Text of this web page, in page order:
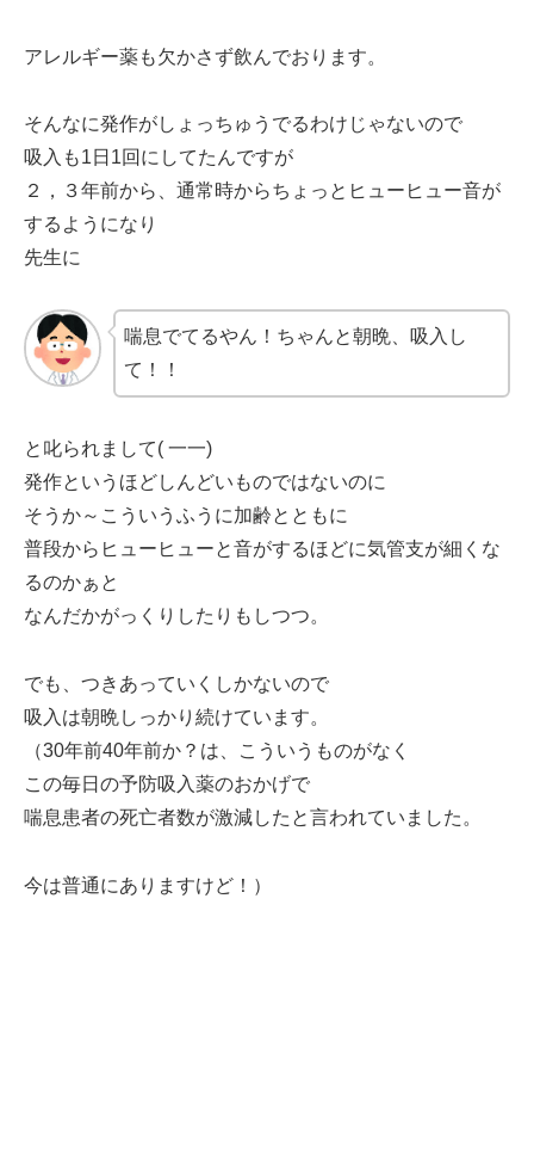
アレルギー薬も欠かさず飲んでおります。
そんなに発作がしょっちゅうでるわけじゃないので
吸入も1日1回にしてたんですが
２，３年前から、通常時からちょっとヒューヒュー音が
するようになり
先生に
喘息でてるやん！ちゃんと朝晩、吸入し
て！！
と叱られまして( 一一)
発作というほどしんどいものではないのに
そうか～こういうふうに加齢とともに
普段からヒューヒューと音がするほどに気管支が細くな
るのかぁと
なんだかがっくりしたりもしつつ。
でも、つきあっていくしかないので
吸入は朝晩しっかり続けています。
（30年前40年前か？は、こういうものがなく
この毎日の予防吸入薬のおかげで
喘息患者の死亡者数が激減したと言われていました。
今は普通にありますけど！）